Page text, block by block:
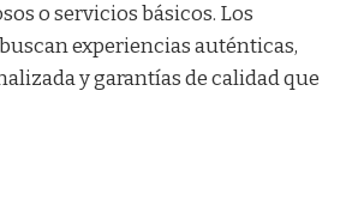
o servicios básicos. Los
experiencias auténticas,
y garantías de calidad que